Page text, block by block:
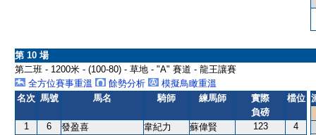
第 10 場
第二班 - 1200米 - (100-80) - 草地 - "A" 賽道 - 龍王讓賽
全方位賽事重溫
餘勢分析
模擬鳥瞰重溫
名次 馬號 馬名 騎師 練馬師
實際
負磅
檔位
1 6 發盈喜 韋紀力 蘇偉賢 123
4